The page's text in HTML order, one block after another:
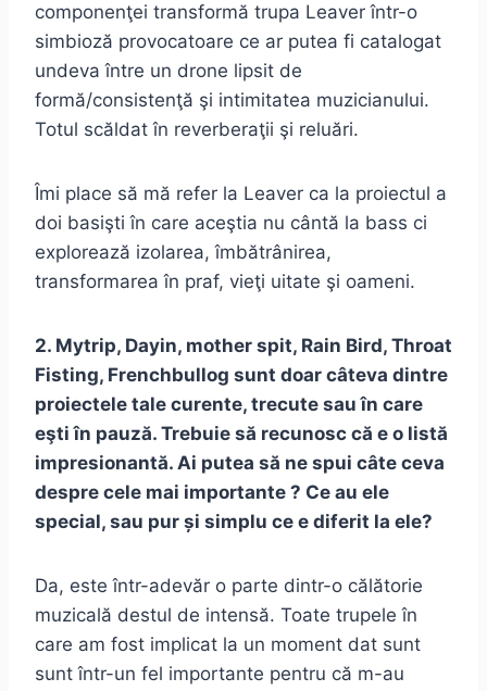
componenţei transformă trupa Leaver într-o
simbioză provocatoare ce ar putea fi catalogat
undeva între un drone lipsit de
formă/consistenţă şi intimitatea muzicianului.
Totul scăldat în reverberaţii şi reluări.
Îmi place să mă refer la Leaver ca la proiectul a
doi basişti în care aceştia nu cântă la bass ci
explorează izolarea, îmbătrânirea,
transformarea în praf, vieţi uitate şi oameni.
2. Mytrip, Dayin, mother spit, Rain Bird, Throat
Fisting, Frenchbullog sunt doar câteva dintre
proiectele tale curente, trecute sau în care
eşti în pauză. Trebuie să recunosc că e o listă
impresionantă. Ai putea să ne spui câte ceva
despre cele mai importante ? Ce au ele
special, sau pur și simplu ce e diferit la ele?
Da, este într-adevăr o parte dintr-o călătorie
muzicală destul de intensă. Toate trupele în
care am fost implicat la un moment dat sunt
sunt într-un fel importante pentru că m-au